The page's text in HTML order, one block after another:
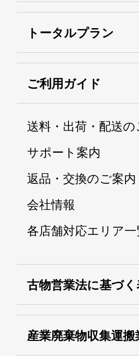
トータルプラン
ご利用ガイド
送料・出荷・配送の
サポート案内
返品・交換のご案内
会社情報
各店舗対応エリア一
古物営業法に基づ
産業廃棄物収集運搬